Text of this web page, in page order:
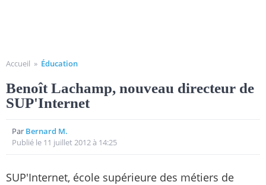
Accueil » Éducation
Benoît Lachamp, nouveau directeur de
SUP'Internet
Par Bernard M.
Publié le 11 juillet 2012 à 14:25
SUP'Internet, école supérieure des métiers de